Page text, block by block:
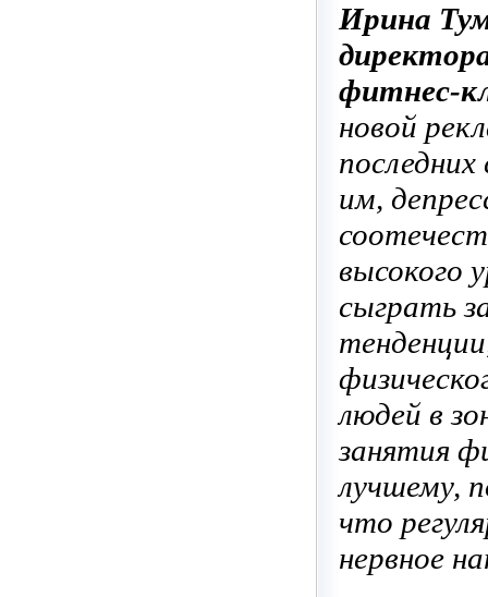
Ирина
фитнес-
новой
последних
им,
высокого
сыграть
людей в
занятия
лучшему,
что
нервное